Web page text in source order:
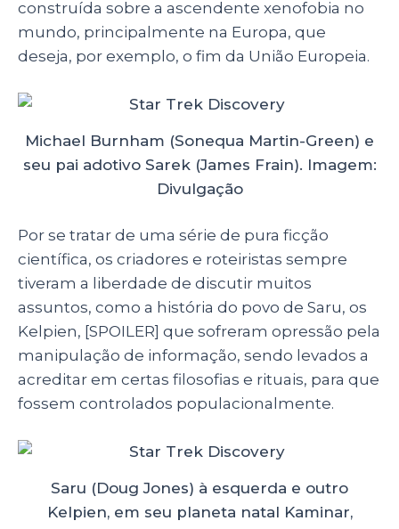
construída sobre a ascendente xenofobia no
mundo, principalmente na Europa, que
deseja, por exemplo, o fim da União Europeia.
Michael Burnham (Sonequa Martin-Green) e
seu pai adotivo Sarek (James Frain). Imagem:
Divulgação
Por se tratar de uma série de pura ficção
científica, os criadores e roteiristas sempre
tiveram a liberdade de discutir muitos
assuntos, como a história do povo de Saru, os
Kelpien, [SPOILER] que sofreram opressão pela
manipulação de informação, sendo levados a
acreditar em certas filosofias e rituais, para que
fossem controlados populacionalmente.
Saru (Doug Jones) à esquerda e outro
Kelpien, em seu planeta natal Kaminar,